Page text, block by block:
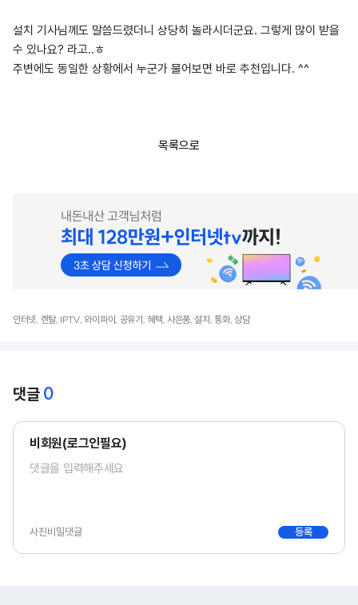
설치 기사님께도 말씀드렸더니 상당히 놀라시더군요. 그렇게 많이 받을
수 있나요? 라고..ㅎ
주변에도 동일한 상황에서 누군가 물어보면 바로 추천입니다. ^^
목록으로
인터넷, 렌탈, IPTV, 와이파이, 공유기, 혜택, 사은품, 설치, 통화, 상담
댓글 0
비회원(로그인필요)
사진비밀댓글 등록